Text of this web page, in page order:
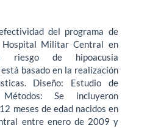
del programa de
Militar Central en
riesgo de hipoacusia
basado en la realización
Diseño: Estudio de
Se incluyeron
meses de edad nacidos en
entre enero de 2009 y